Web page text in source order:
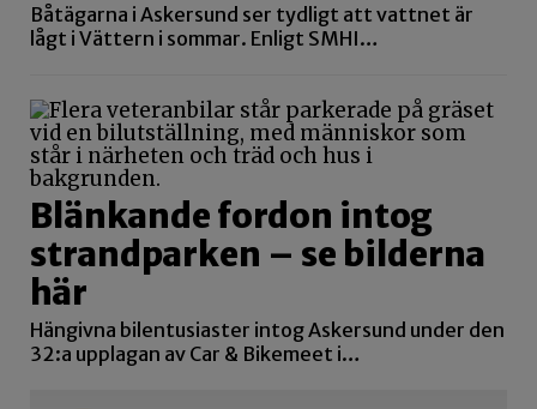
Båtägarna i Askersund ser tydligt att vattnet är
lågt i Vättern i sommar. Enligt SMHI…
Blänkande fordon intog
strandparken – se bilderna
här
Hängivna bilentusiaster intog Askersund under den
32:a upplagan av Car & Bikemeet i…